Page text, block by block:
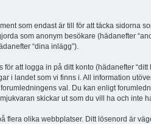
som endast är till för att täcka sidorna
som anonym besökare (hädanefter
“dina inlägg”).
att logga in på ditt konto (hädanefter “ditt
i landet som vi finns i. All information
val. Du kan enligt
skickar ut som du vill ha och inte
flera olika webbplatser. Ditt lösenord är